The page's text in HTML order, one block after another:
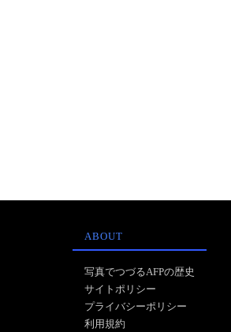
ABOUT
写真でつづるAFPの歴史
サイトポリシー
プライバシーポリシー
利用規約